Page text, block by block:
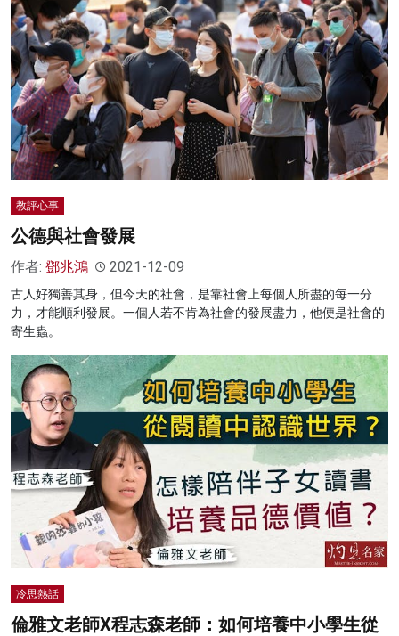
教評心事
公德與社會發展
作者: 鄧兆鴻 2021-12-09
古人好獨善其身，但今天的社會，是靠社會上每個人所盡的每一分
力，才能順利發展。一個人若不肯為社會的發展盡力，他便是社會的
寄生蟲。
冷思熱話
倫雅文老師X程志森老師：如何培養中小學生從